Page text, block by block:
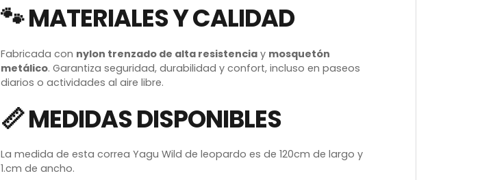
🐾 MATERIALES Y CALIDAD
Fabricada con nylon trenzado de alta resistenciay mosquetón
metálico. Garantiza seguridad, durabilidad y confort, incluso en paseos
diarios o actividades al aire libre.
📏 MEDIDAS DISPONIBLES
La medida de esta correa Yagu Wild de leopardo es de 120cm de largo y
1.cm de ancho.